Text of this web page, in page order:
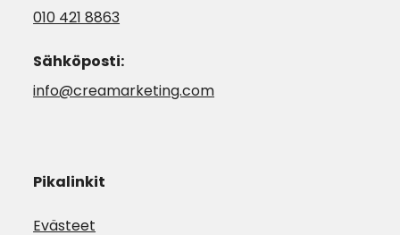
010 421 8863
Sähköposti:
info@creamarketing.com
Pikalinkit
Evästeet